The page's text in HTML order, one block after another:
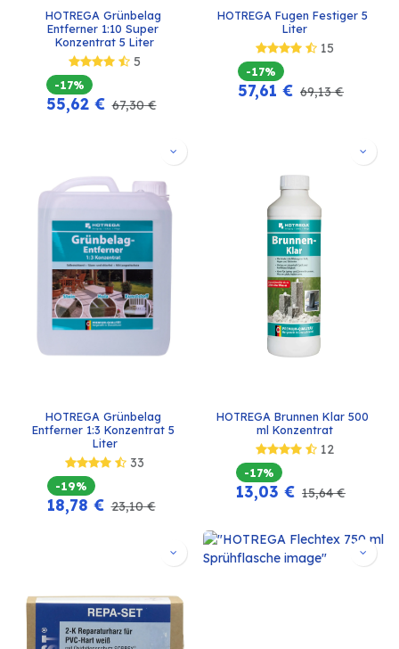
HOTREGA Grünbelag
Entferner 1:10 Super
Konzentrat 5 Liter
5
-17%
55,62€ 67,30€
HOTREGA Fugen Festiger 5
Liter
15
-17%
57,61 € 69,13€
HOTREGA Grünbelag
Entferner 1:3 Konzentrat 5
Liter
33
-19%
18,78 € 23,10€
HOTREGA Brunnen Klar 500
ml Konzentrat
12
-17%
13,03 € 15,64€